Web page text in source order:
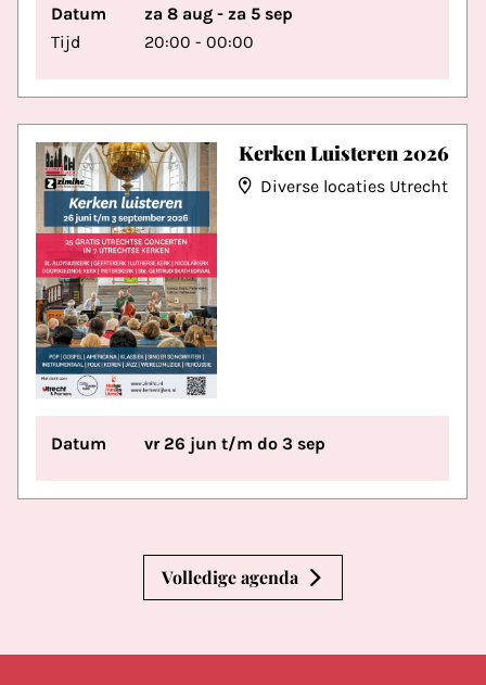
Datum
za 8 aug - za 5 sep
Tijd
20:00 - 00:00
Kerken Luisteren 2026
Diverse locaties Utrecht
Datum vr 26 jun t/m do 3 sep
Volledige agenda